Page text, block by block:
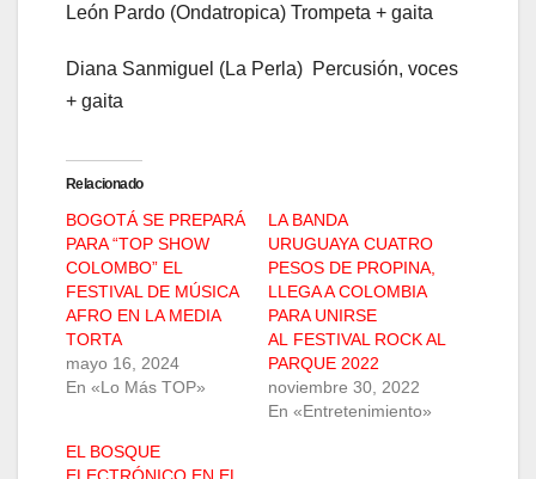
León Pardo (Ondatropica) Trompeta + gaita
Diana Sanmiguel (La Perla) Percusión, voces
+ gaita
Relacionado
BOGOTÁ SE PREPARÁ
PARA “TOP SHOW
COLOMBO” EL
FESTIVAL DE MÚSICA
AFRO EN LA MEDIA
TORTA
mayo 16, 2024
En «Lo Más TOP»
LA BANDA
URUGUAYA CUATRO
PESOS DE PROPINA,
LLEGA A COLOMBIA
PARA UNIRSE
AL FESTIVAL ROCK AL
PARQUE 2022
noviembre 30, 2022
En «Entretenimiento»
EL BOSQUE
ELECTRÓNICO EN EL